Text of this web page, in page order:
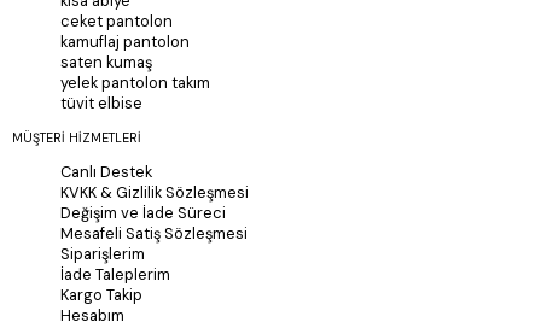
ceket pantolon
kamuflaj pantolon
saten kumaş
yelek pantolon takım
tüvit elbise
MÜŞTERİ HİZMETLERİ
Canlı Destek
KVKK & Gizlilik Sözleşmesi
Değişim ve İade Süreci
Mesafeli Satiş Sözleşmesi
Siparişlerim
İade Taleplerim
Kargo Takip
Hesabım